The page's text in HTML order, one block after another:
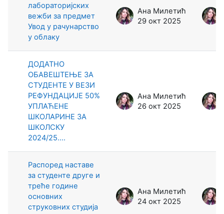
лабораторијских
вежби за предмет
Увод у рачунарство
у облаку
Ана Милетић
29 окт 2025
ДОДАТНО
ОБАВЕШТЕЊЕ ЗА
СТУДЕНТЕ У ВЕЗИ
РЕФУНДАЦИЈЕ 50%
УПЛАЋЕНЕ
ШКОЛАРИНЕ ЗА
ШКОЛСКУ
2024/25....
Ана Милетић
26 окт 2025
Распоред наставe
за студенте друге и
треће године
основних
струковних студија
Ана Милетић
24 окт 2025